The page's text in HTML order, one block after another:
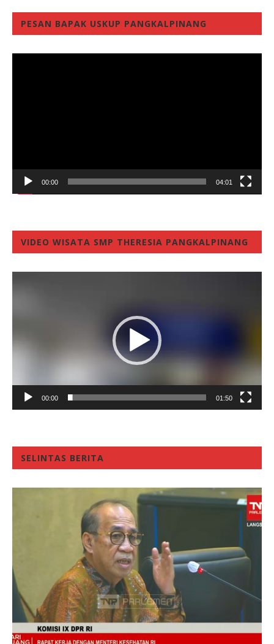
PESAN BAPAK USKUP PANGKALPINANG
00:00 04:01
VIDEO WISATA SMP THERESIA PANGKALPINANG
00:00 01:50
SELINTAS BERITA